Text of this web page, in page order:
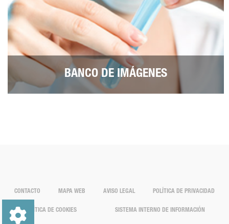
BANCO DE IMÁGENES
CONTACTO MAPA WEB AVISO LEGAL POLÍTICA DE PRIVACIDAD
POLÍTICA DE COOKIES SISTEMA INTERNO DE INFORMACIÓN